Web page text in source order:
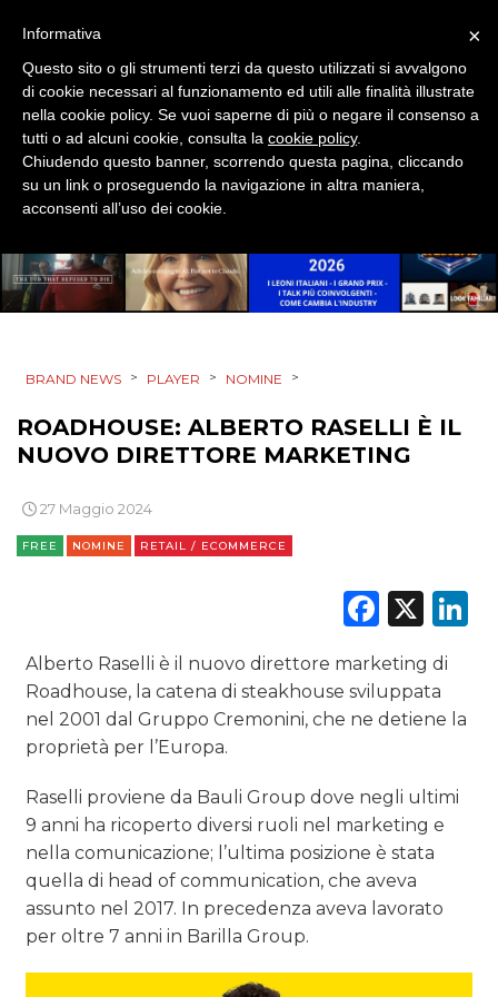
EVENTI
MOBILE
PROMOZIONI
PUNTI VENDITA
CINEMA
ESTERNA
RADIO / AUDIO
DATI
BRAND NEWS > PLAYER > NOMINE >
ROADHOUSE: ALBERTO RASELLI È IL
NUOVO DIRETTORE MARKETING
27 Maggio 2024
FREE NOMINE RETAIL / ECOMMERCE
X
Alberto Raselli è il nuovo direttore marketing di
Roadhouse, la catena di steakhouse sviluppata
nel 2001 dal Gruppo Cremonini, che ne detiene la
proprietà per l’Europa.
Raselli proviene da Bauli Group dove negli ultimi
9 anni ha ricoperto diversi ruoli nel marketing e
nella comunicazione; l’ultima posizione è stata
quella di head of communication, che aveva
assunto nel 2017. In precedenza aveva lavorato
per oltre 7 anni in Barilla Group.
×
Informativa
Questo sito o gli strumenti terzi da questo utilizzati si avvalgono
di cookie necessari al funzionamento ed utili alle finalità illustrate
nella cookie policy. Se vuoi saperne di più o negare il consenso a
tutti o ad alcuni cookie, consulta la cookie policy.
Chiudendo questo banner, scorrendo questa pagina, cliccando
su un link o proseguendo la navigazione in altra maniera,
acconsenti all’uso dei cookie.